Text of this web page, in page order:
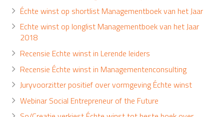
Échte winst op shortlist Managementboek van het Jaar
Echte winst op longlist Managementboek van het Jaar
2018
Recensie Echte winst in Lerende leiders
Recensie Échte winst in Managementenconsulting
Juryvoorzitter positief over vormgeving Échte winst
Webinar Social Entrepreneur of the Future